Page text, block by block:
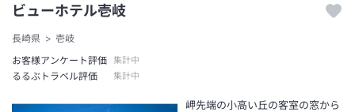
ビューホテル壱岐
長崎県
壱岐
お客様アンケート評価
集計中
るるぶトラベル評価 集計中
岬先端の小高い丘の客室の窓から